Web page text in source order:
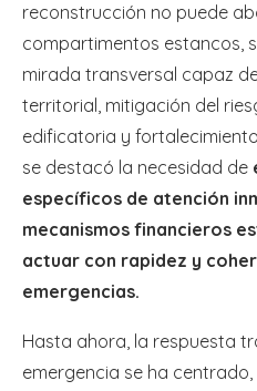
reconstrucción no puede
compartimentos estancos,
mirada transversal capaz
territorial, mitigación del
edificatoria y
se destacó la necesidad de
específicos de atención
mecanismos financieros
actuar con rapidez y
emergencias.
Hasta ahora, la respuesta
emergencia se ha